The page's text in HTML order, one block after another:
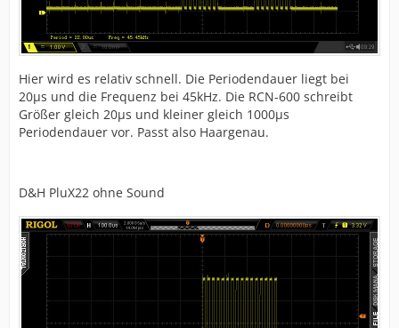
Hier wird es relativ schnell. Die Periodendauer liegt bei
20µs und die Frequenz bei 45kHz. Die RCN-600 schreibt
Größer gleich 20µs und kleiner gleich 1000µs
Periodendauer vor. Passt also Haargenau.
D&H PluX22 ohne Sound